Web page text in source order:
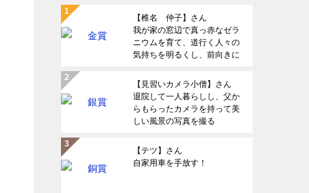
【椎名 仲子】さん
我が家の窓辺で真っ赤なゼラ
ニウムを育て、道行く人々の
気持ちを明るくし、前向きに
【見習いカメラ小僧】さん
退院して一人暮らしし、父か
らもらったカメラを持って美
しい風景の写真を撮る
【テツ】さん
自家用車を手放す！